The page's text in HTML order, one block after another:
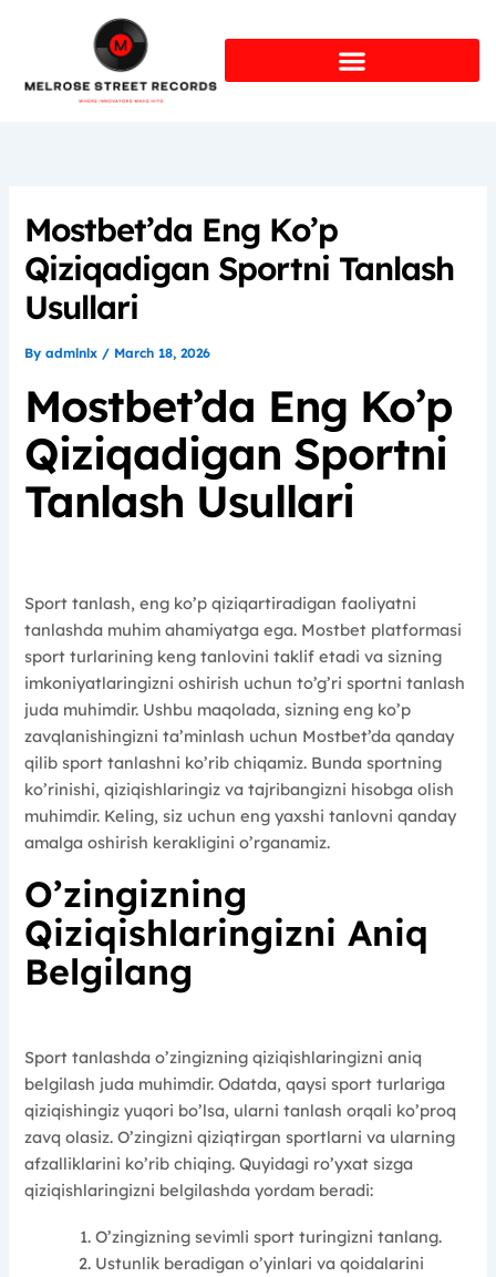
Mostbet’da Eng Ko’p
Qiziqadigan Sportni Tanlash
Usullari
Byadmlnlx / March 18, 2026
Mostbet’da Eng Ko’p
Qiziqadigan Sportni
Tanlash Usullari
Sport tanlash, eng ko’p qiziqartiradigan faoliyatni
tanlashda muhim ahamiyatga ega. Mostbet platformasi
sport turlarining keng tanlovini taklif etadi va sizning
imkoniyatlaringizni oshirish uchun to’g’ri sportni tanlash
juda muhimdir. Ushbu maqolada, sizning eng ko’p
zavqlanishingizni ta’minlash uchun Mostbet’da qanday
qilib sport tanlashni ko’rib chiqamiz. Bunda sportning
ko’rinishi, qiziqishlaringiz va tajribangizni hisobga olish
muhimdir. Keling, siz uchun eng yaxshi tanlovni qanday
amalga oshirish kerakligini o’rganamiz.
O’zingizning
Qiziqishlaringizni Aniq
Belgilang
Sport tanlashda o’zingizning qiziqishlaringizni aniq
belgilash juda muhimdir. Odatda, qaysi sport turlariga
qiziqishingiz yuqori bo’lsa, ularni tanlash orqali ko’proq
zavq olasiz. O’zingizni qiziqtirgan sportlarni va ularning
afzalliklarini ko’rib chiqing. Quyidagi ro’yxat sizga
qiziqishlaringizni belgilashda yordam beradi:
O’zingizning sevimli sport turingizni tanlang.
Ustunlik beradigan o’yinlari va qoidalarini